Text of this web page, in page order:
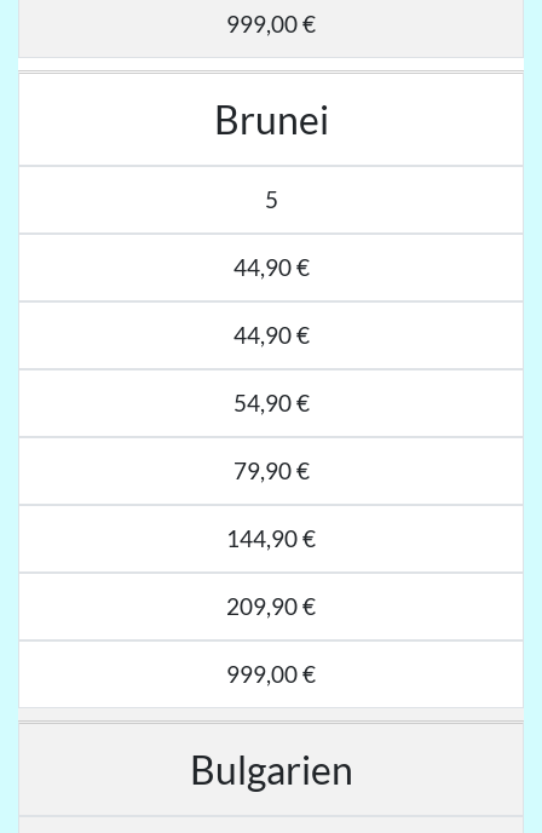
999,00 €
Brunei
5
44,90 €
44,90 €
54,90 €
79,90 €
144,90 €
209,90 €
999,00 €
Bulgarien